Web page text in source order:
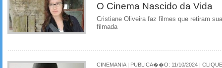
O Cinema Nascido da Vida
Cristiane Oliveira faz filmes que retiram
filmada
CINEMANIA | PUBLICA��O: 11/10/2024 |